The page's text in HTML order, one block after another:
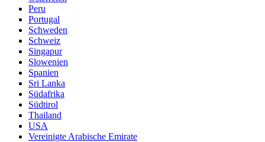
Peru
Portugal
Schweden
Schweiz
Singapur
Slowenien
Spanien
Sri Lanka
Südafrika
Südtirol
Thailand
USA
Vereinigte Arabische Emirate